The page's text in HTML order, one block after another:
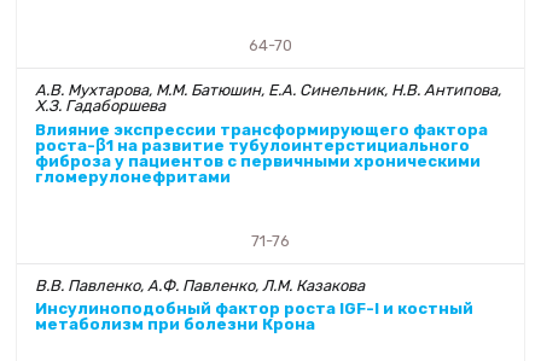
64-70
А.В. Мухтарова, М.М. Батюшин, Е.А. Синельник, Н.В. Антипова,
Х.З. Гадаборшева
Влияние экспрессии трансформирующего фактора
роста-β1 на развитие тубулоинтерстициального
фиброза у пациентов с первичными хроническими
гломерулонефритами
71-76
В.В. Павленко, А.Ф. Павленко, Л.М. Казакова
Инсулиноподобный фактор роста IGF-I и костный
метаболизм при болезни Крона